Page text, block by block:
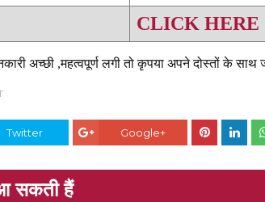
CLICK HERE
अच्छी ,महत्वपूर्ण लगी तो कृपया अपने दोस्तों के
Twitter Google+
सकती हैं